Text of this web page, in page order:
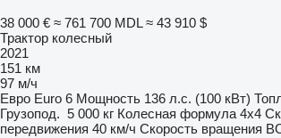
38 000 € ≈ 761 700 MDL ≈ 43 910 $
Трактор колесный
2021
151 км
97 м/ч
Евро Euro 6 Мощность 136 л.с. (100 кВт)
Грузопод. 5 000 кг Колесная формула 4x4
передвижения 40 км/ч Скорость вращения